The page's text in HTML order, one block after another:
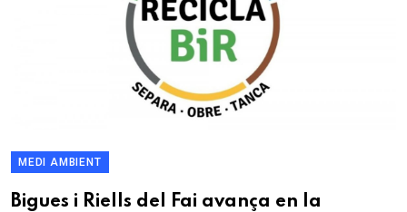
MEDI AMBIENT
Bigues i Riells del Fai avança en la